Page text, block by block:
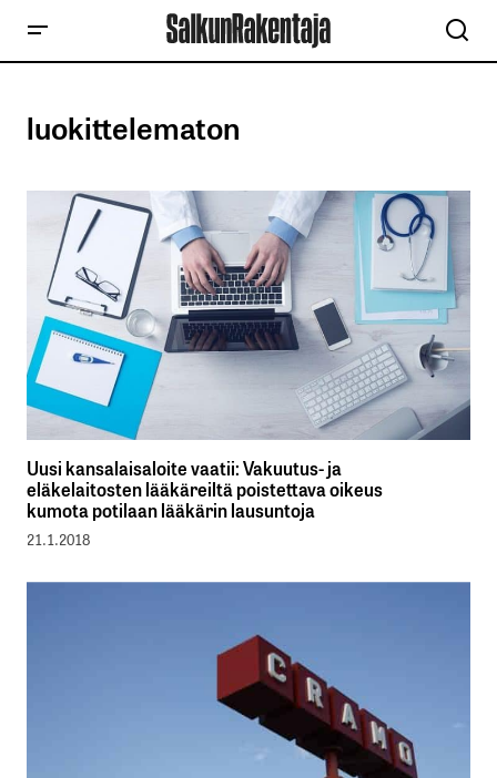
luokittelematon
Uusi kansalaisaloite vaatii: Vakuutus- ja
eläkelaitosten lääkäreiltä poistettava oikeus
kumota potilaan lääkärin lausuntoja
21.1.2018